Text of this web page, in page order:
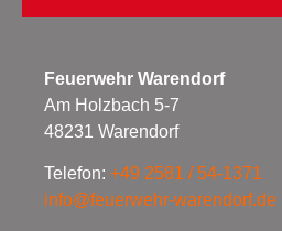
Feuerwehr Warendorf
Am Holzbach 5-7
48231 Warendorf
Telefon: +49 2581 / 54-1371
info@feuerwehr-warendorf.de